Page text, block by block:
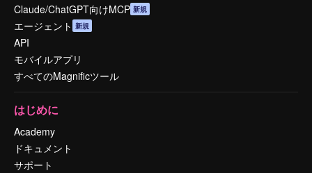
Claude/ChatGPT向けMCP 新規
エージェント 新規
API
モバイルアプリ
すべてのMagnificツール
はじめに
Academy
ドキュメント
サポート